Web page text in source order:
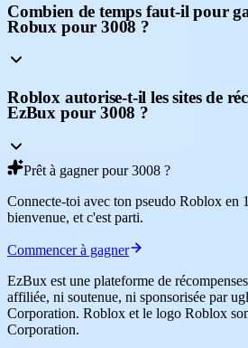
Combien de temps faut-il pour
Robux pour 3008 ?
Roblox autorise-t-il les sites de
EzBux pour 3008 ?
Prêt à gagner pour 3008 ?
Connecte-toi avec ton pseudo Roblox en
bienvenue, et c'est parti.
Commencer à gagner
EzBux est une plateforme de
affiliée, ni soutenue, ni sponsorisée par
Corporation. Roblox et le logo Roblox
Corporation.